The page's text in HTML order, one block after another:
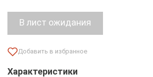
Характеристики